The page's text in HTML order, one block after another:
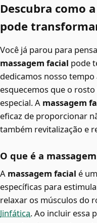
Descubra como
pode
Você já parou para
massagem facial pode
dedicamos nosso
esquecemos que o
especial. A massagem
eficaz de proporcionar
também revitalização e
O que é a
A massagem facial é
específicas para
relaxar os músculos do
linfática. Ao incluir essa